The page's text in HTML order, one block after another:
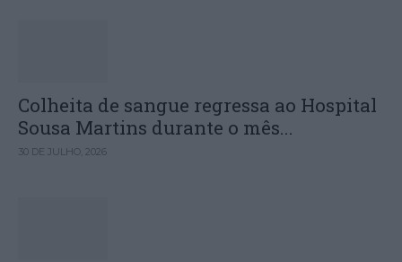
Colheita de sangue regressa ao Hospital
Sousa Martins durante o mês...
30 DE JULHO, 2026